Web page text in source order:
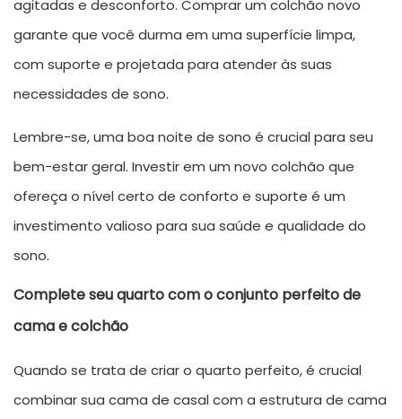
agitadas e desconforto. Comprar um colchão novo
garante que você durma em uma superfície limpa,
com suporte e projetada para atender às suas
necessidades de sono.
Lembre-se, uma boa noite de sono é crucial para seu
bem-estar geral. Investir em um novo colchão que
ofereça o nível certo de conforto e suporte é um
investimento valioso para sua saúde e qualidade do
sono.
Complete seu quarto com o conjunto perfeito de
cama e colchão
Quando se trata de criar o quarto perfeito, é crucial
combinar sua cama de casal com a estrutura de cama